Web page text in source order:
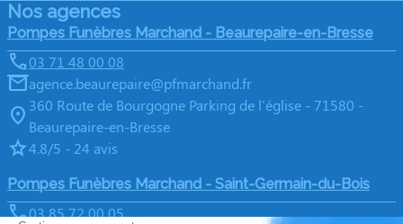
Nos agences
Pompes Funèbres Marchand - Beaurepaire-en-Bresse
03 71 48 00 08
agence.beaurepaire@pfmarchand.fr
360 Route de Bourgogne Parking de l'église - 71580 -
Beaurepaire-en-Bresse
4.8/5 - 24 avis
Pompes Funèbres Marchand - Saint-Germain-du-Bois
03 85 72 00 05